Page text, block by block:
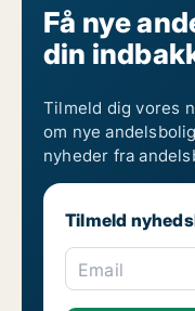
Få nye
din
Tilmeld dig vores
om nye
nyheder fra
Tilmeld
Email